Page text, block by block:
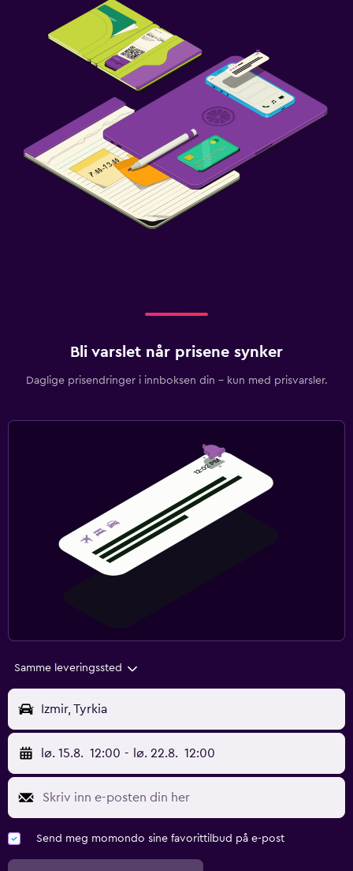
Bli varslet når prisene synker
Daglige prisendringer i innboksen din – kun med prisvarsler.
Samme leveringssted
Izmir, Tyrkia
lø. 15.8. 12:00 - lø. 22.8. 12:00
Send meg momondo sine favorittilbud på e-post